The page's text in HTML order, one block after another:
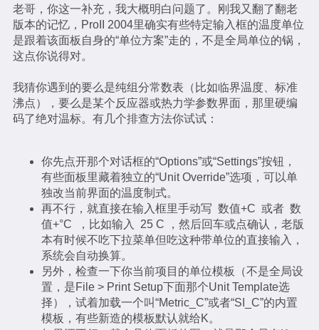
老哥，你这一补充，我大概明白问题了。刚我又翻了翻老
版本的记忆，ProII 2004里确实有些特定输入框的温度单位
是跟着该面板自身的“单位方案”走的，不是全局单位的锅，
这点你说得对。
我猜你遇到的要么是纯组分常数表（比如临界温度、标准
沸点），要么是某个反应器或热力学参数界面，那里硬编
码了绝对温标。有几个排查方法你试试：
你先点开那个对话框的“Options”或“Settings”按钮，
有些面板里藏着独立的“Unit Override”选项，可以单
独改当前界面的温度制式。
再不行，就直接在输入框里手动写 数值+C 或者 数
值+°C ，比如输入 25 C ，然后回车或点确认，老版
本有时候不吃下拉菜单但吃这种带单位的直接输入，
系统会自动换算。
另外，检查一下你当前项目的单位模板（不是全局设
置，是File > Print Setup下面那个Unit Template选
择），试着加载一个叫“Metric_C”或者“SI_C”的内置
模板，有些新造的模板默认就给K。